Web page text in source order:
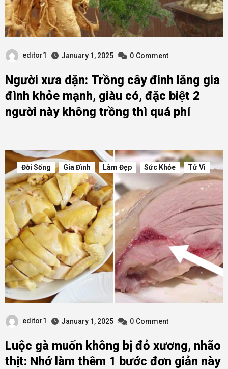
editor1 January 1, 2025 0 Comment
Người xưa dặn: Trồng cây đinh lăng gia
đình khỏe mạnh, giàu có, đặc biệt 2
người này không trồng thì quá phí
Đời Sống Gia Đình Làm Đẹp Sức Khỏe Tử Vi
editor1 January 1, 2025 0 Comment
Luộc gà muốn không bị đỏ xương, nhão
thịt: Nhớ làm thêm 1 bước đơn giản này